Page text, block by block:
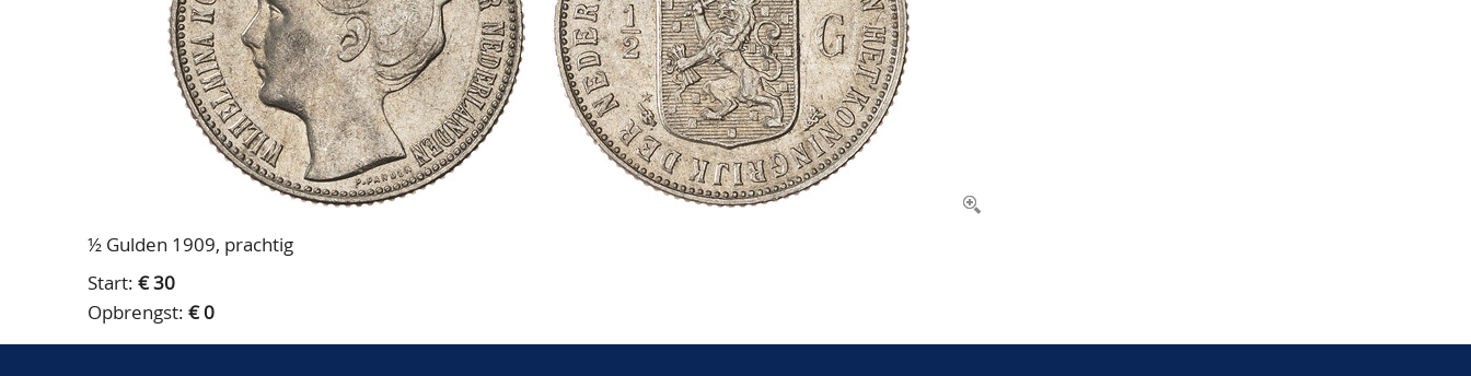
½ Gulden 1909, prachtig
Start: € 30
Opbrengst: € 0